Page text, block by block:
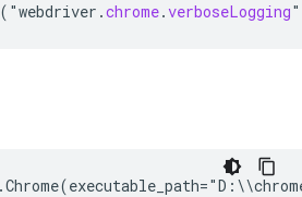
( "webdriver .chrome.verboseLogging"
.Chrome(executable_path="D : \\